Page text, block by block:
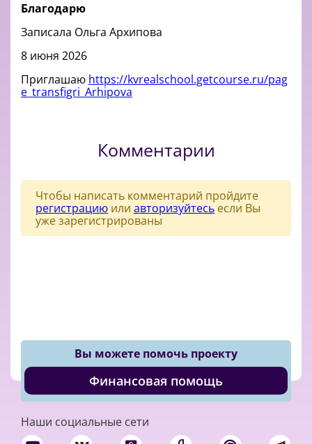
Благодарю
Записала Ольга Архипова
8 июня 2026
Приглашаю https://kvrealschool.getcourse.ru/pag
e_transfigri_Arhipova
Комментарии
Чтобы написать комментарий пройдите
регистрацию или авторизуйтесь если Вы
уже зарегистрированы
Вы можете помочь проекту
Финансовая помощь
Наши социальные сети